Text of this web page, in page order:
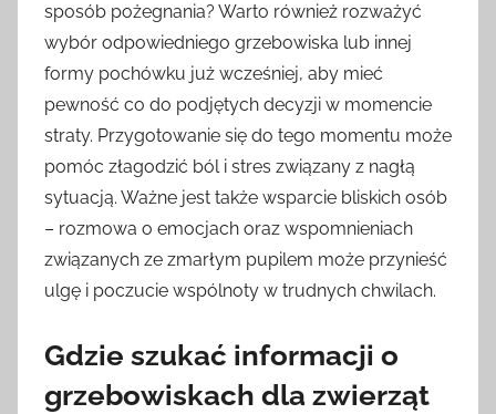
sposób pożegnania? Warto również rozważyć
wybór odpowiedniego grzebowiska lub innej
formy pochówku już wcześniej, aby mieć
pewność co do podjętych decyzji w momencie
straty. Przygotowanie się do tego momentu może
pomóc złagodzić ból i stres związany z nagłą
sytuacją. Ważne jest także wsparcie bliskich osób
– rozmowa o emocjach oraz wspomnieniach
związanych ze zmarłym pupilem może przynieść
ulgę i poczucie wspólnoty w trudnych chwilach.
Gdzie szukać informacji o
grzebowiskach dla zwierząt